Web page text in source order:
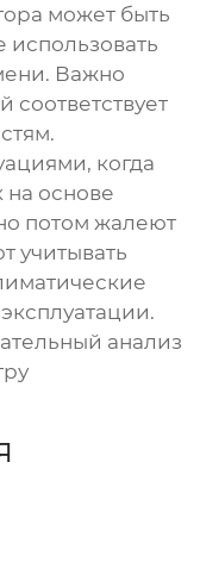
может быть
использовать
Важно
соответствует
когда
на основе
потом жалеют
учитывать
анализ